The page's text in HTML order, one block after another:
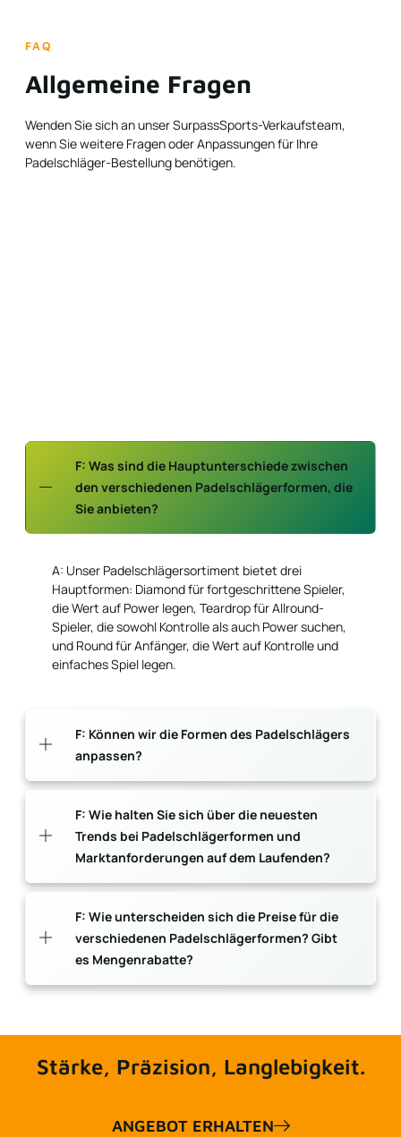
FAQ
Allgemeine Fragen
Wenden Sie sich an unser SurpassSports-Verkaufsteam,
wenn Sie weitere Fragen oder Anpassungen für Ihre
Padelschläger-Bestellung benötigen.
F: Was sind die Hauptunterschiede zwischen
den verschiedenen Padelschlägerformen, die
Sie anbieten?
A: Unser Padelschlägersortiment bietet drei
Hauptformen: Diamond für fortgeschrittene Spieler,
die Wert auf Power legen, Teardrop für Allround-
Spieler, die sowohl Kontrolle als auch Power suchen,
und Round für Anfänger, die Wert auf Kontrolle und
einfaches Spiel legen.
F: Können wir die Formen des Padelschlägers
anpassen?
F: Wie halten Sie sich über die neuesten
Trends bei Padelschlägerformen und
Marktanforderungen auf dem Laufenden?
F: Wie unterscheiden sich die Preise für die
verschiedenen Padelschlägerformen? Gibt
es Mengenrabatte?
Stärke, Präzision, Langlebigkeit.
ANGEBOT ERHALTEN